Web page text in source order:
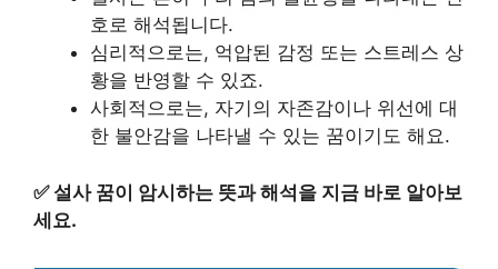
호로 해석됩니다.
심리적으로는, 억압된 감정 또는 스트레스 상
황을 반영할 수 있죠.
사회적으로는, 자기의 자존감이나 위선에 대
한 불안감을 나타낼 수 있는 꿈이기도 해요.
✅설사 꿈이 암시하는 뜻과 해석을 지금 바로 알아보
세요.